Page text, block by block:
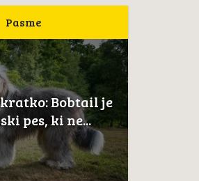
Pasme
Pasme na kratko:
prinašalec rac
je...